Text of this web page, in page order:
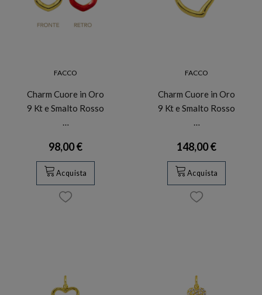
FACCO
Charm Cuore in Oro
9 Kt e Smalto Rosso
…
98,00 €
Acquista
FACCO
Charm Cuore in Oro
9 Kt e Smalto Rosso
…
148,00 €
Acquista